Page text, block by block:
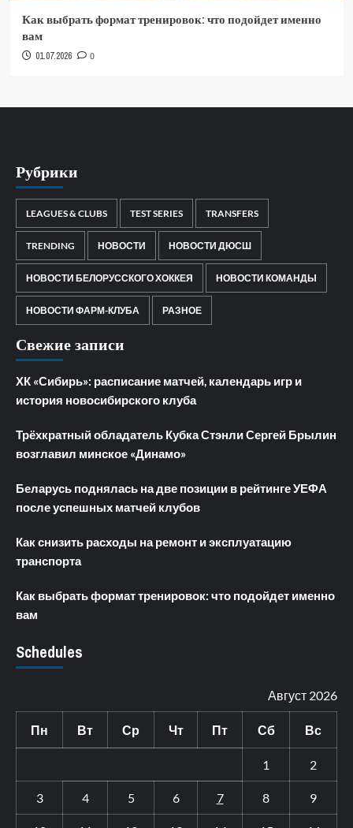
Как выбрать формат тренировок: что подойдет именно
вам
01.07.2026 0
Рубрики
LEAGUES & CLUBS TEST SERIES TRANSFERS
TRENDING НОВОСТИ НОВОСТИ ДЮСШ
НОВОСТИ БЕЛОРУССКОГО ХОККЕЯ НОВОСТИ КОМАНДЫ
НОВОСТИ ФАРМ-КЛУБА РАЗНОЕ
Свежие записи
ХК «Сибирь»: расписание матчей, календарь игр и
история новосибирского клуба
Трёхкратный обладатель Кубка Стэнли Сергей Брылин
возглавил минское «Динамо»
Беларусь поднялась на две позиции в рейтинге УЕФА
после успешных матчей клубов
Как снизить расходы на ремонт и эксплуатацию
транспорта
Как выбрать формат тренировок: что подойдет именно
вам
Schedules
Август 2026
Пн Вт Ср Чт Пт Сб Вс
1 2
3 4 5 6 7 8 9